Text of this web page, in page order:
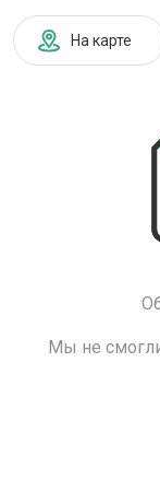
На карте
Мы не